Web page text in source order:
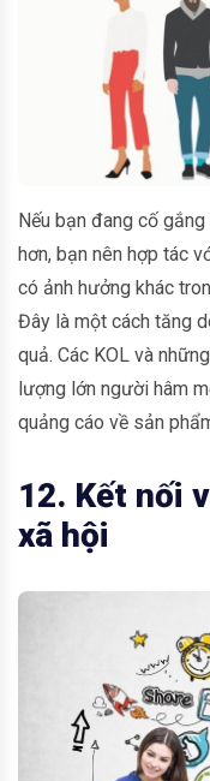
Nếu bạn đang cố
hơn, bạn nên hợp tác
có ảnh hưởng khác
Đây là một cách tăng
quả. Các KOL và
lượng lớn người hâm
quảng cáo về sản
12. Kết nối
xã hội